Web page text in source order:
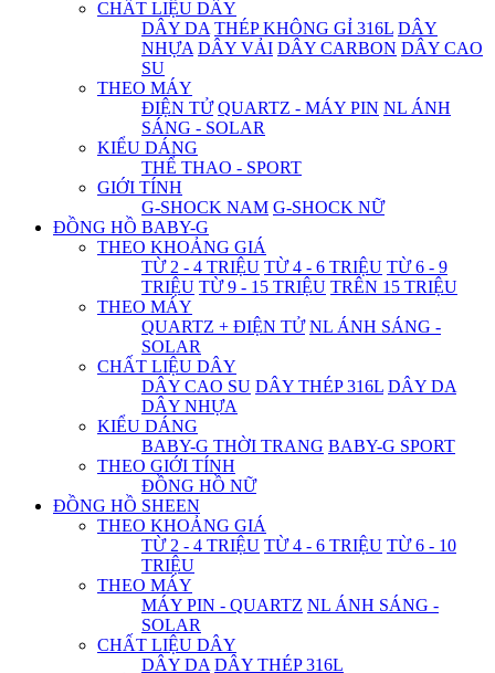
CHẤT LIỆU DÂY
DÂY DA THÉP KHÔNG GỈ 316L DÂY
NHỰA DÂY VẢI DÂY CARBON DÂY CAO
SU
THEO MÁY
ĐIỆN TỬ QUARTZ - MÁY PIN NL ÁNH
SÁNG - SOLAR
KIỂU DÁNG
THỂ THAO - SPORT
GIỚI TÍNH
G-SHOCK NAM G-SHOCK NỮ
ĐỒNG HỒ BABY-G
THEO KHOẢNG GIÁ
TỪ 2 - 4 TRIỆU TỪ 4 - 6 TRIỆU TỪ 6 - 9
TRIỆU TỪ 9 - 15 TRIỆU TRÊN 15 TRIỆU
THEO MÁY
QUARTZ + ĐIỆN TỬ NL ÁNH SÁNG -
SOLAR
CHẤT LIỆU DÂY
DÂY CAO SU DÂY THÉP 316L DÂY DA
DÂY NHỰA
KIỂU DÁNG
BABY-G THỜI TRANG BABY-G SPORT
THEO GIỚI TÍNH
ĐỒNG HỒ NỮ
ĐỒNG HỒ SHEEN
THEO KHOẢNG GIÁ
TỪ 2 - 4 TRIỆU TỪ 4 - 6 TRIỆU TỪ 6 - 10
TRIỆU
THEO MÁY
MÁY PIN - QUARTZ NL ÁNH SÁNG -
SOLAR
CHẤT LIỆU DÂY
DÂY DA DÂY THÉP 316L